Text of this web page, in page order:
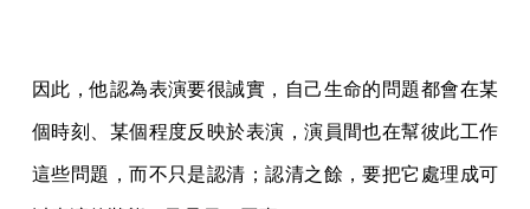
因此，他認為表演要很誠實，自己生命的問題都會在某
個時刻、某個程度反映於表演，演員間也在幫彼此工作
這些問題，而不只是認清；認清之餘，要把它處理成可